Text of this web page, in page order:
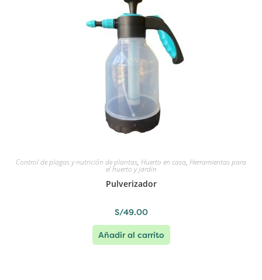
Control de plagas y nutrición de plantas, Huerto en casa, Herramientas para
el huerto y jardin
Pulverizador
S/49.00
Añadir al carrito